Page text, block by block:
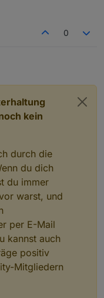
0
kein
durch die
du dich
du immer
warst, und
per E-Mail
kannst auch
positiv
Mitgliedern